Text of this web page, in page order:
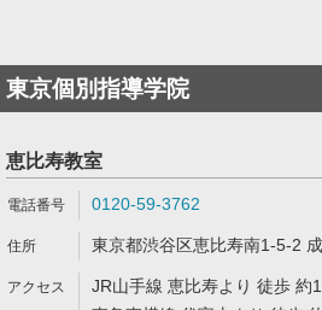
東京個別指導学院
恵比寿教室
0120-59-3762
東京都渋谷区恵比寿南1-5-2
JR山手線 恵比寿より 徒歩 約